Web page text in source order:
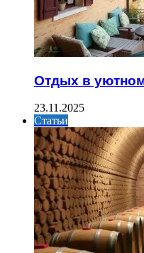
Отдых в
23.11.2025
Статьи